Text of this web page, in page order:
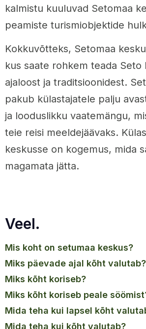
kalmistu kuuluvad Setomaa
peamiste turismiobjektide
Kokkuvõtteks, Setomaa
kus saate rohkem teada Seto
ajaloost ja traditsioonidest.
pakub külastajatele palju
ja looduslikku vaatemängu,
teie reisi meeldejäävaks.
keskusse on kogemus, mida
magamata jätta.
Veel.
mis koht on setumaa keskus?
miks päevade ajal kõht valutab?
miks kõht koriseb?
miks kõht koriseb peale
mida teha kui lapsel kõht
mida teha kui kõht valutab?